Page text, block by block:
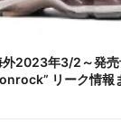
外2023年3/2～発
リーク情報